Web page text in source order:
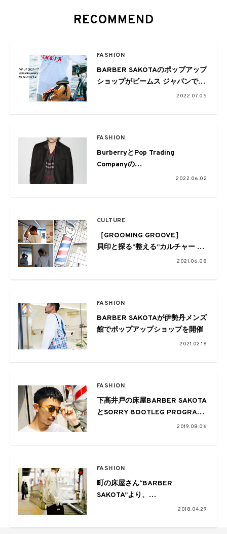
RECOMMEND
FASHION
BARBER SAKOTAのポップアップ
ショップがビームス ジャパンで。
PUMAとのトリプルコラボも2022.07.05
FASHION
BurberryとPop Trading
Companyの
カプセルコレクションがローンチ
2022.06.02
CULTURE
［GROOMING GROOVE］
貝印と探る“整える”カルチャー
#02 BARBER SAKOTAで考える
2021.06.08
FASHION
BARBER SAKOTAが伊勢丹メンズ
館でポップアップショップを開催
2021.02.16
FASHION
下高井戸の床屋BARBER SAKOTA
とSORRY BOOTLEG PROGRAM
によるコラボトイサングラスが夏
2019.08.06
FASHION
町の床屋さん“BARBER
SAKOTA”より、
2周年を記念したアニバーサリー
2018.04.29